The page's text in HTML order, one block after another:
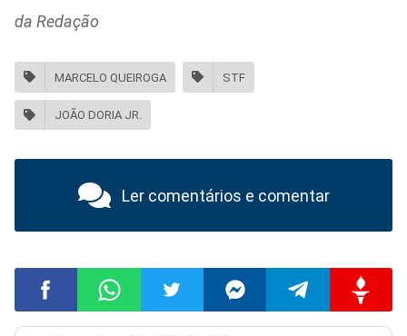
da Redação
MARCELO QUEIROGA STF
JOÃO DORIA JR.
Ler comentários e comentar